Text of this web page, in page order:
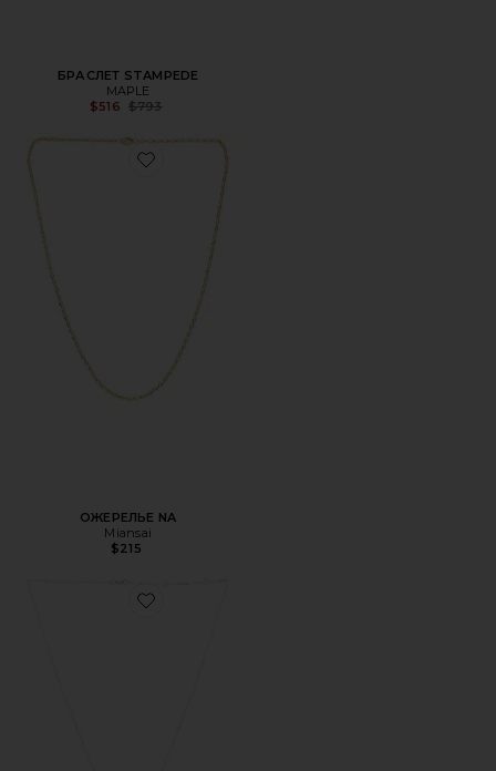
БРАСЛЕТ STAMPEDE
MAPLE
$516 Previous price:
$793
Favorite ОЖЕРЕЛЬЕ NA
ОЖЕРЕЛЬЕ NA
Miansai
$215
Favorite ОЖЕРЕЛЬЕ SIGNATURE